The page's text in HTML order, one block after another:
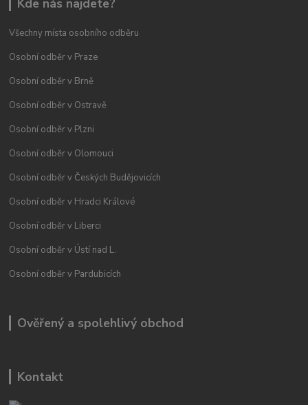
Všechny místa osobního odběru
Osobní odběr v Praze
Osobní odběr v Brně
Osobní odběr v Ostravě
Osobní odběr v Plzni
Osobní odběr v Olomouci
Osobní odběr v Českých Budějovicích
Osobní odběr v Hradci Králové
Osobní odběr v Liberci
Osobní odběr v Ústí nad L.
Osobní odběr v Pardubicích
Ověřený a spolehlivý obchod
Kontakt